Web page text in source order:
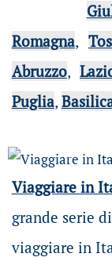
Romagna,
Abruzzo,
Puglia,
Viaggiare in
grande serie
viaggiare in